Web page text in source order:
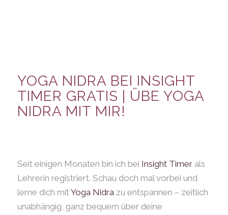
YOGA NIDRA BEI INSIGHT
TIMER GRATIS | ÜBE YOGA
NIDRA MIT MIR!
Seit einigen Monaten bin ich bei Insight Timerals
Lehrerin registriert. Schau doch mal vorbei und
lerne dich mitYoga Nidrazu entspannen – zeitlich
unabhängig, ganz bequem über deine